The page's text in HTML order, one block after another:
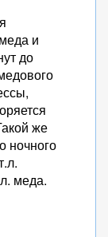
и
до
же
ночного
меда.